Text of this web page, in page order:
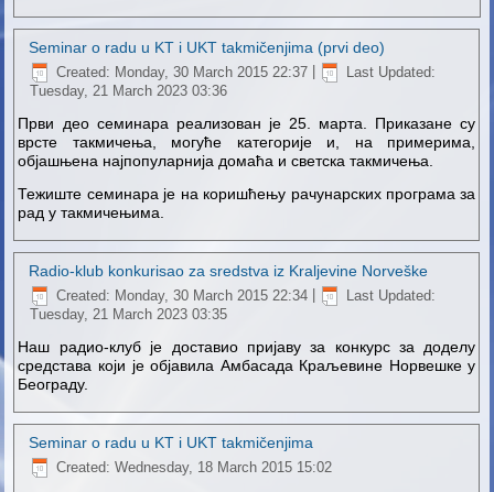
Seminar o radu u KT i UKT takmičenjima (prvi deo)
Created: Monday, 30 March 2015 22:37
Last Updated:
Tuesday, 21 March 2023 03:36
Први део семинара реализован је 25. марта. Приказане су
врсте такмичења, могуће категорије и, на примерима,
објашњена најпопуларнија домаћа и светска такмичења.
Тежиште семинара је на коришћењу рачунарских програма за
рад у такмичењима.
Radio-klub konkurisao za sredstva iz Kraljevine Norveške
Created: Monday, 30 March 2015 22:34
Last Updated:
Tuesday, 21 March 2023 03:35
Наш радио-клуб је доставио пријаву за конкурс за доделу
средстава који је објавила Амбасада Краљевине Норвешке у
Београду.
Seminar o radu u KT i UKT takmičenjima
Created: Wednesday, 18 March 2015 15:02